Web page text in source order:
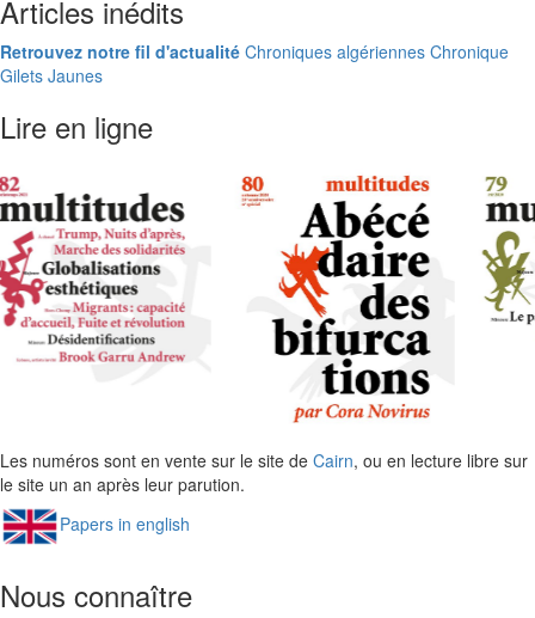
Articles inédits
Retrouvez notre fil d'actualité Chroniques algériennes Chronique
Gilets Jaunes
Lire en ligne
Les numéros sont en vente sur le site de Cairn, ou en lecture libre sur
le site un an après leur parution.
Papers in english
Nous connaître